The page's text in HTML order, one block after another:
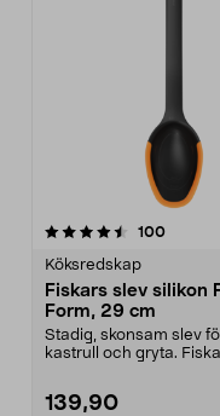
100
Köksredskap
Fiskars slev silikon
Form, 29 cm
Stadig, skonsam slev
kastrull och gryta.
139,90
4.5av 5 stjärnor